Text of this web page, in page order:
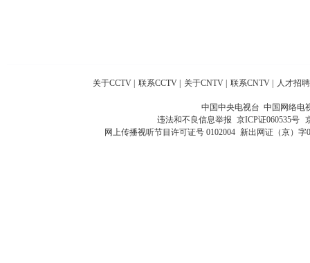
关于CCTV 联系CCTV 关于CNTV 联系CNTV 人才招聘
中国中央电视台 中国网络电
违法和不良信息举报 京ICP证060535号
网上传播视听节目许可证号 0102004 新出网证（京）